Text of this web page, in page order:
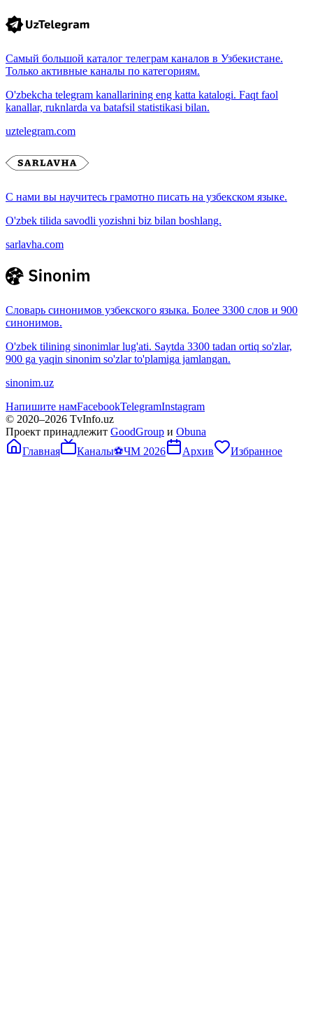
Самый большой каталог телеграм каналов в Узбекистане.
Только активные каналы по категориям.
O'zbekcha telegram kanallarining eng katta katalogi. Faqt faol
kanallar, ruknlarda va batafsil statistikasi bilan.
uztelegram.com
С нами вы научитесь грамотно писать на узбекском языке.
O'zbek tilida savodli yozishni biz bilan boshlang.
sarlavha.com
Словарь синонимов узбекского языка. Более 3300 слов и 900
синонимов.
O'zbek tilining sinonimlar lug'ati. Saytda 3300 tadan ortiq so'zlar,
900 ga yaqin sinonim so'zlar to'plamiga jamlangan.
sinonim.uz
Напишите намFacebookTelegramInstagram
© 2020–2026 TvInfo.uz
Проект принадлежит GoodGroup и Obuna
Главная
Каналы⚽ЧМ 2026 Архив Избранное